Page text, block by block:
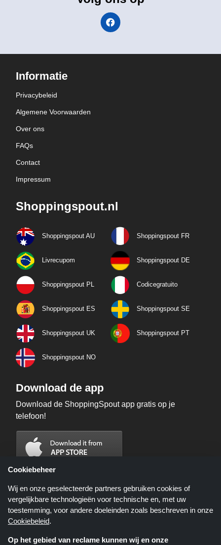
Informatie
Privacybeleid
Algemene Voorwaarden
Over ons
FAQs
Contact
Impressum
Shoppingspout.nl
Shoppingspout AU Shoppingspout FR
Livrecupom Shoppingspout DE
Shoppingspout PL Codicegratuito
Shoppingspout ES Shoppingspout SE
Shoppingspout UK Shoppingspout PT
Shoppingspout NO
Download de app
Download de ShoppingSpout app gratis op je
telefoon!
Cookiebeheer
Wij en onze geselecteerde partners gebruiken cookies of
vergelijkbare technologieën voor technische en, met uw
toestemming, voor andere doeleinden zoals beschreven in onze
Cookiebeleid.
Op het gebied van reclame kunnen wij en onze